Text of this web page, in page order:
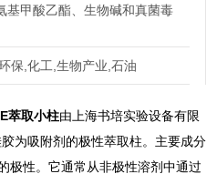
基甲酸乙酯、生物碱和真菌毒
保,化工,生物产业,石油
萃取小柱由上海书培实验设备有限
为吸附剂的极性萃取柱。主要成分
极性。它通常从非极性溶剂中通过